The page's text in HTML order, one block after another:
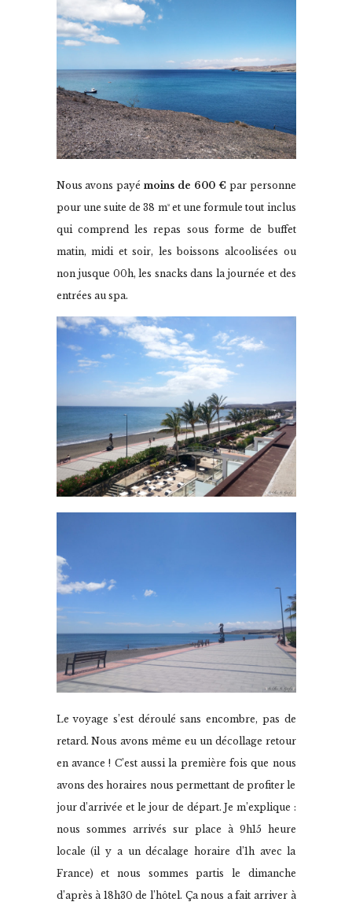
Nous avons payémoins de 600 € par personne
pour une suite de 38 m² et une formule tout inclus
qui comprend les repas sous forme de buffet
matin, midi et soir, les boissons alcoolisées ou
non jusque 00h, les snacks dans la journée et des
entrées au spa.
Le voyage s’est déroulé sans encombre, pas de
retard. Nous avons même eu un décollage retour
en avance ! C’est aussi la première fois que nous
avons des horaires nous permettant de profiter le
jour d’arrivée et le jour de départ. Je m’explique :
nous sommes arrivés sur place à 9h15 heure
locale (il y a un décalage horaire d’1h avec la
France) et nous sommes partis le dimanche
d’après à 18h30 de l’hôtel. Ça nous a fait arriver à